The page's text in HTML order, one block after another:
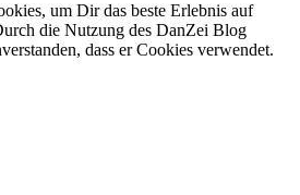
um Dir das beste Erlebnis auf
die Nutzung des DanZei Blog
dass er Cookies verwendet.